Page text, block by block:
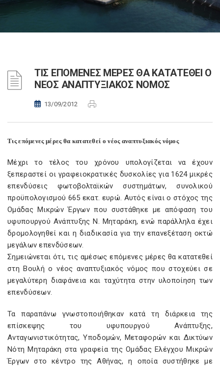
ΤΙΣ ΕΠΟΜΕΝΕΣ ΜΕΡΕΣ ΘΑ ΚΑΤΑΤΕΘΕΙ Ο
ΝΕΟΣ ΑΝΑΠΤΥΞΙΑΚΟΣ ΝΟΜΟΣ
13/09/2012
Τις επόμενες μέρες θα κατατεθεί ο νέος αναπτυξιακός νόμος
Μέχρι το τέλος του χρόνου υπολογίζεται να έχουν
ξεπεραστεί οι γραφειοκρατικές δυσκολίες για 1624 μικρές
επενδύσεις φωτοβολταϊκών συστημάτων, συνολικού
προϋπολογισμού 665 εκατ. ευρώ. Αυτός είναι ο στόχος της
Ομάδας Μικρών Έργων που συστάθηκε με απόφαση του
υφυπουργού Ανάπτυξης Ν. Μηταράκη, ενώ παράλληλα έχει
δρομολογηθεί και η διαδικασία για την επανεξέταση οκτώ
μεγάλων επενδύσεων.
Σημειώνεται ότι, τις αμέσως επόμενες μέρες θα κατατεθεί
στη Βουλή ο νέος αναπτυξιακός νόμος που στοχεύει σε
μεγαλύτερη διαφάνεια και ταχύτητα στην υλοποίηση των
επενδύσεων.
Τα παραπάνω γνωστοποιήθηκαν κατά τη διάρκεια της
επίσκεψης του υφυπουργού Ανάπτυξης,
Ανταγωνιστικότητας, Υποδομών, Μεταφορών και Δικτύων
Νότη Μηταράκη στα γραφεία της Ομάδας Ελέγχου Μικρών
Έργων στο κέντρο της Αθήνας, η οποία συστήθηκε με